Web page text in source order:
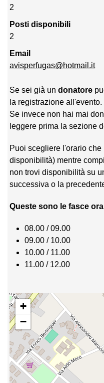
2
Posti disponibili
2
Email
avisperfugas@hotmail.it
Se sei già undonatore
la registrazione all'evento.
Se invece non hai mai
leggere prima la sezione
Puoi scegliere l'orario
disponibilità) mentre
non trovi disponibilità su
successiva o la
Queste sono le fasce
08.00 / 09.00
09.00 / 10.00
10.00 / 11.00
11.00 / 12.00
+
−